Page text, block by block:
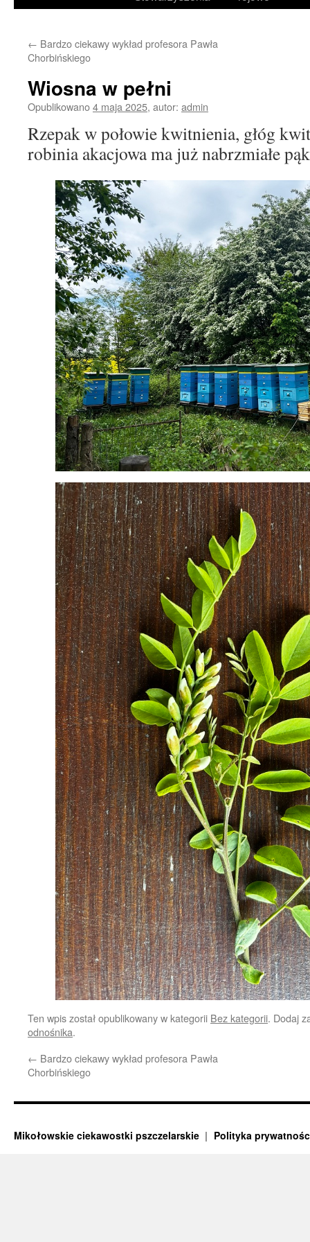
← Bardzo ciekawy wykład profesora Pawła
Chorbińskiego
Wiosna w pełni
Opublikowano4 maja 2025, autor: admin
Rzepak w połowie kwitnienia, głóg
robinia akacjowa ma już nabrzmiałe
Ten wpis został opublikowany w kategorii Bez kategorii. Dodaj
odnośnika.
← Bardzo ciekawy wykład profesora Pawła
Chorbińskiego
Mikołowskie ciekawostki pszczelarskie Polityka